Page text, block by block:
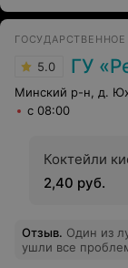
5.0 ГУ «Республиканский
с 08:00
Коктейли
2,40 руб.
Отзыв. Один из
ушли все